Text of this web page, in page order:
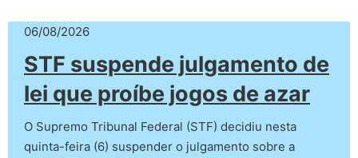
06/08/2026
STF suspende julgamento de
lei que proíbe jogos de azar
O Supremo Tribunal Federal (STF) decidiu nesta
quinta-feira (6) suspender o julgamento sobre a